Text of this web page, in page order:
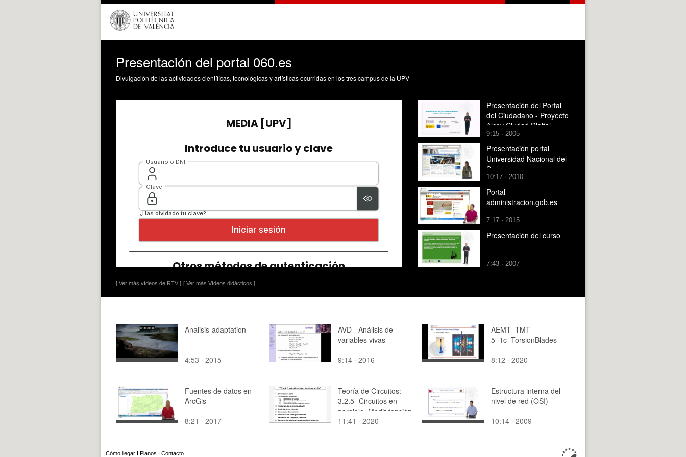
Presentación del portal 060.es
Divulgación de las actividades científicas, tecnológicas y artísticas ocurridas en los tres campus de la UPV
[ Ver más vídeos de RTV ] [ Ver más Vídeos didácticos ]
Presentación del Portal
del Ciudadano - Proyecto
Alcoy Ciudad Digital
9:15 · 2005
Presentación portal
Universidad Nacional del
Sur
10:17 · 2010
Portal
administracion.gob.es
7:17 · 2015
Presentación del curso
7:43 · 2007
Analisis-adaptation
4:53 · 2015
AVD - Análisis de
variables vivas
9:14 · 2016
AEMT_TMT-
5_1c_TorsionBlades
8:12 · 2020
Fuentes de datos en
ArcGis
8:21 · 2017
Teoría de Circuitos:
3.2.5- Circuitos en
paralelo. Medir tensión
con un multímetro
11:41 · 2020
Estructura interna del
nivel de red (OSI)
10:14 · 2009
Cómo llegar I Planos I Contacto